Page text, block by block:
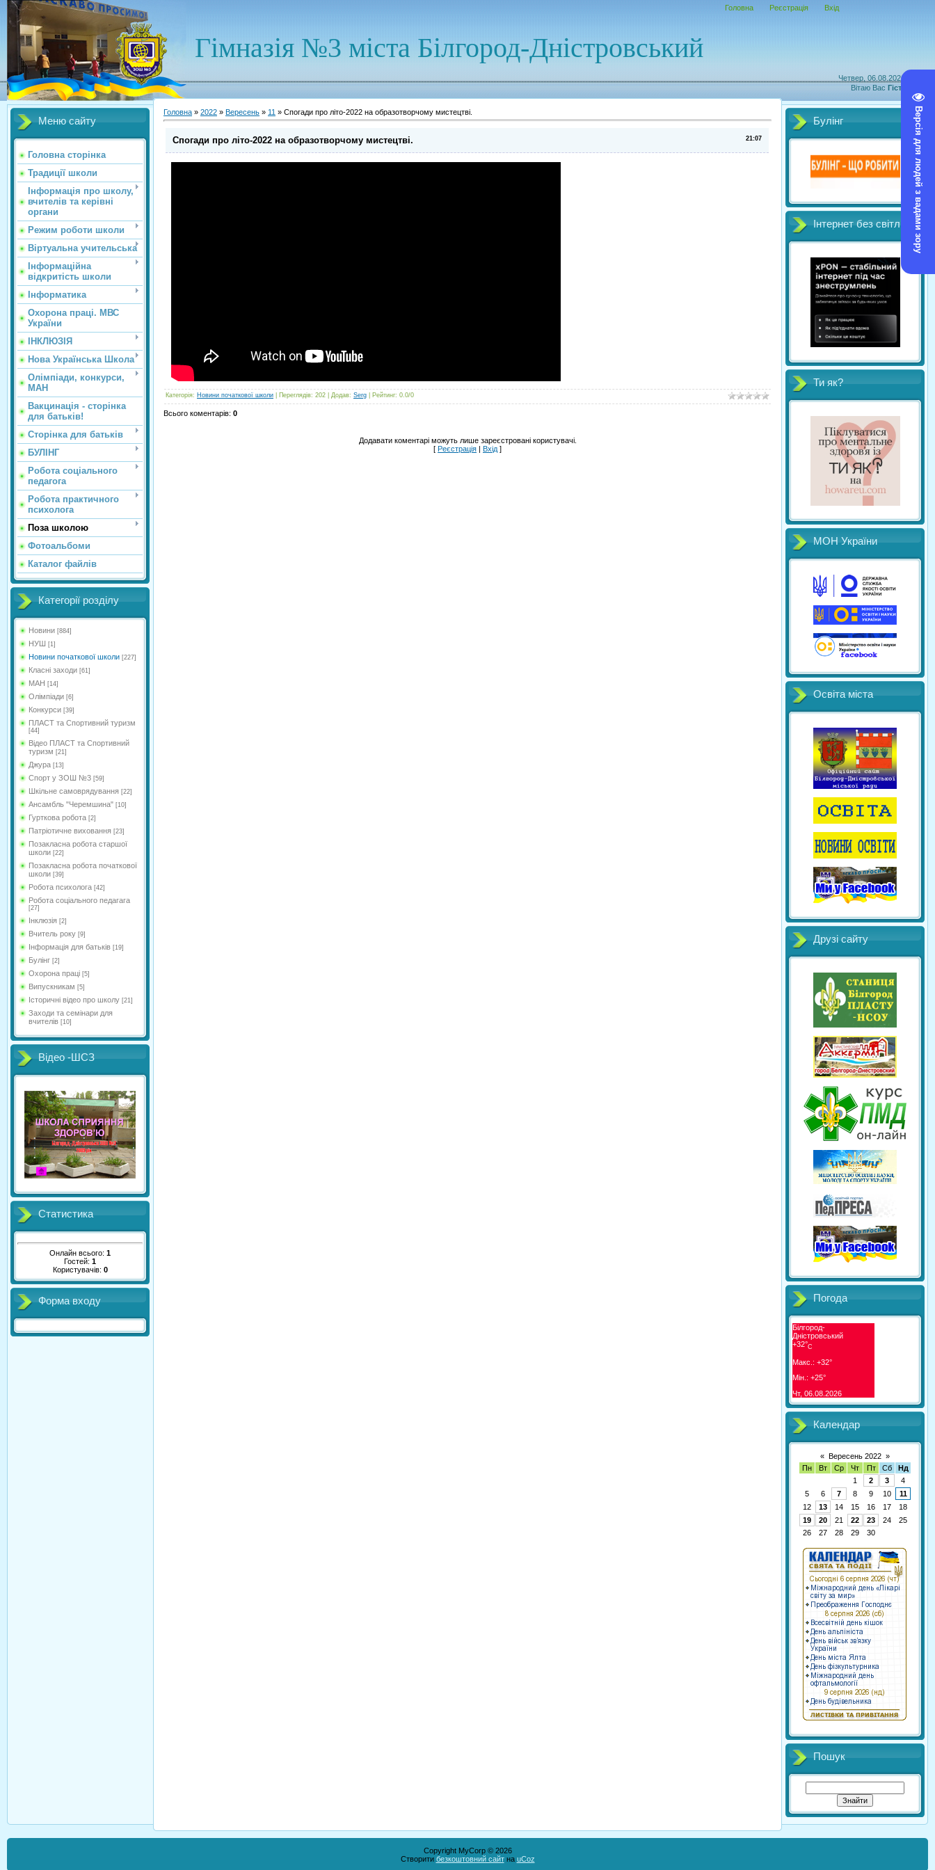
Версія для людей з вадами зору
Четвер, 06.08.2026, 15:06
Вітаю Вас Гість
Гімназія №3 міста Білгород-Дністровський
Головна Реєстрація Вхід
Меню сайту
Головна сторінка
Традиції школи
Інформація про школу,
вчителів та керівні
органи
Режим роботи школи
Віртуальна учительська
Інформаційна
відкритість школи
Інформатика
Охорона праці. МВС
України
ІНКЛЮЗІЯ
Нова Українська Школа
Олімпіади, конкурси,
МАН
Вакцинація - сторінка
для батьків!
Сторінка для батьків
БУЛІНГ
Робота соціального
педагога
Робота практичного
психолога
Поза школою
Фотоальбоми
Каталог файлів
Категорії розділу
Новини [884]
НУШ [1]
Новини початкової школи [227]
Класні заходи [61]
МАН [14]
Олімпіади [6]
Конкурси [39]
ПЛАСТ та Спортивний туризм
[44]
Відео ПЛАСТ та Спортивний
туризм [21]
Джура [13]
Спорт у ЗОШ №3 [59]
Шкільне самоврядування [22]
Ансамбль "Черемшина" [10]
Гурткова робота [2]
Патріотичне виховання [23]
Позакласна робота старшої
школи [22]
Позакласна робота початкової
школи [39]
Робота психолога [42]
Робота соціального педагага
[27]
Інклюзія [2]
Вчитель року [9]
Інформація для батьків [19]
Булінг [2]
Охорона праці [5]
Випускникам [5]
Історичні відео про школу [21]
Заходи та семінари для
вчителів [10]
Відео -ШСЗ
Статистика
Онлайн всього: 1
Гостей: 1
Користувачів: 0
Форма входу
Головна » 2022 » Вересень » 11 » Спогади про літо-2022 на образотворчому мистецтві.
21:07
Спогади про літо-2022 на образотворчому мистецтві.
Категорія: Новини початкової школи Переглядів: 202 | Додав: Serg Рейтинг: 0.0/0
Всього коментарів: 0
Додавати коментарі можуть лише зареєстровані користувачі.
[ Реєстрація | Вхід ]
Булінг
Інтернет без світл
Ти як?
МОН України
Освіта міста
Друзі сайту
Погода
Білгород-
Дністровський
+32°C
Макс.: +32°
Мін.: +25°
Чт, 06.08.2026
Календар
« Вересень 2022 »
Пн
Вт Ср Чт Пт Сб
Нд
1
2 3
4
5
6 7 8 9 10
11
12
13 14 15 16 17
18
19
20 21 22 23 24
25
26
27 28 29 30
Пошук
Copyright MyCorp © 2026
Створити безкоштовний сайтна uCoz